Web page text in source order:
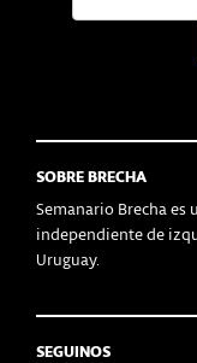
SOBRE BRECHA
Semanario Brecha
independiente de
Uruguay.
SEGUINOS